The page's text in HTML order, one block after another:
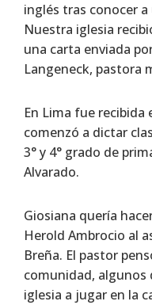
inglés tras conocer
Nuestra iglesia
una carta enviada
Langeneck, pastora
En Lima fue recibida
comenzó a dictar
3° y 4° grado de
Alvarado.
Giosiana quería
Herold Ambrocio al
Breña. El pastor
comunidad, algunos
iglesia a jugar en la